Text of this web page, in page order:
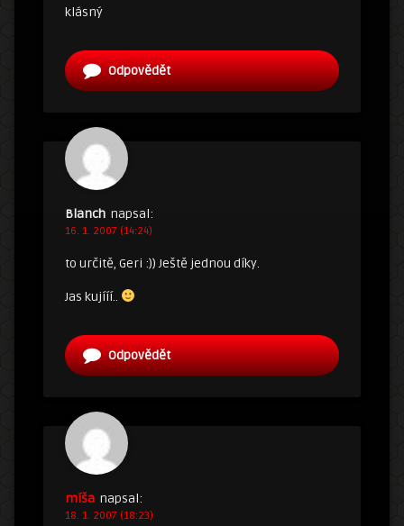
klásný
Odpovědět
Blanch napsal:
16. 1. 2007 (14:24)
to určitě, Geri :)) Ještě jednou díky.
Jas kujííí..
Odpovědět
míša napsal:
18. 1. 2007 (18:23)